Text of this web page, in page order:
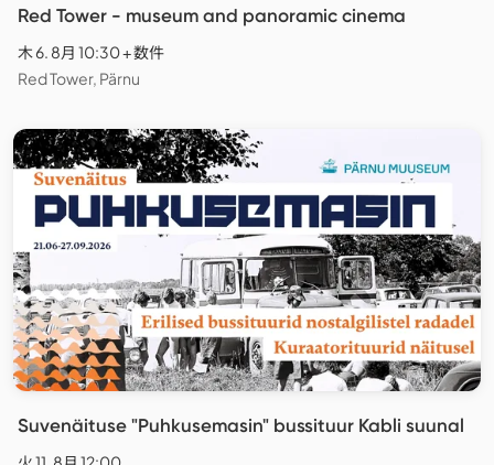
Red Tower - museum and panoramic cinema
木 6. 8月 10:30 + 数件
Red Tower, Pärnu
Suvenäituse "Puhkusemasin" bussituur Kabli suunal